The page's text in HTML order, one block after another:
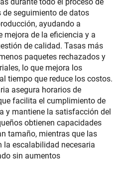
seguimiento de datos
ayudando a
mejora de la eficiencia y a
de calidad. Tasas más
paquetes rechazados y
lo que mejora los
tiempo que reduce los costos.
asegura horarios de
facilita el cumplimiento de
y mantiene la satisfacción del
obtienen capacidades
tamaño, mientras que las
la escalabilidad necesaria
sin aumentos